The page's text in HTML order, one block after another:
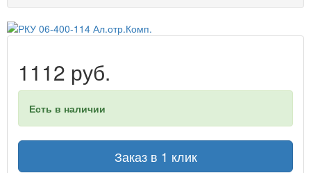
1112 руб.
Есть в наличии
Заказ в 1 клик